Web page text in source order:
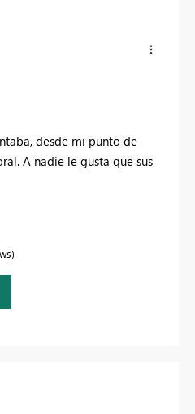
desde mi punto de
A nadie le gusta que sus